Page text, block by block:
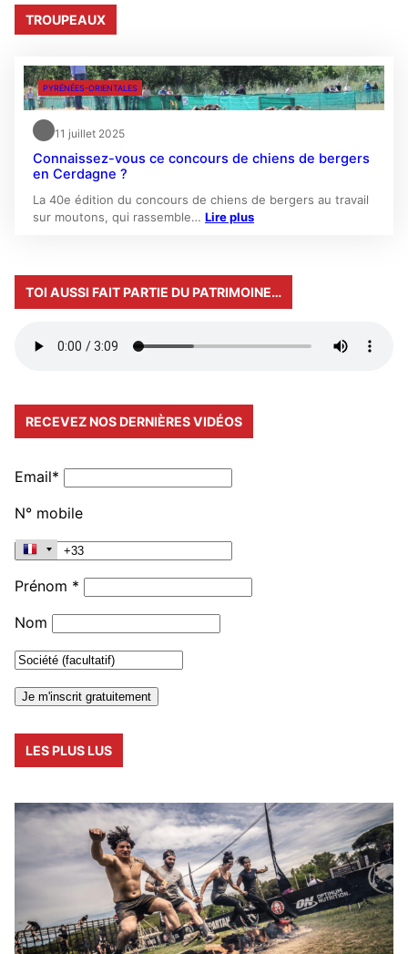
TROUPEAUX
PYRÉNÉES-ORIENTALES
11 juillet 2025
Connaissez-vous ce concours de chiens de bergers
en Cerdagne ?
La 40e édition du concours de chiens de bergers au travail
sur moutons, qui rassemble… Lire plus
TOI AUSSI FAIT PARTIE DU PATRIMOINE…
RECEVEZ NOS DERNIÈRES VIDÉOS
Email*
N° mobile
Prénom *
Nom
LES PLUS LUS